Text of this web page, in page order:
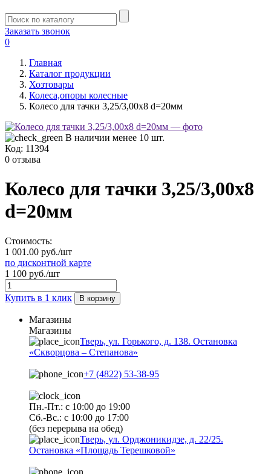
Заказать звонок
0
Главная
Каталог продукции
Хозтовары
Колеса,опоры колесные
Колесо для тачки 3,25/3,00х8 d=20мм
В наличии менее 10 шт.
Код: 11394
0 отзыва
Колесо для тачки 3,25/3,00х8
d=20мм
Стоимость:
1 001.00 руб./шт
по дисконтной карте
1 100 руб./шт
Купить в 1 клик В корзину
Магазины
Магазины
Тверь, ул. Горького, д. 138. Остановка
«Скворцова – Степанова»
+7 (4822) 53-38-95
Пн.-Пт.: с 10:00 до 19:00
Сб.-Вс.: с 10:00 до 17:00
(без перерыва на обед)
Тверь, ул. Орджоникидзе, д. 22/25.
Остановка «Площадь Терешковой»